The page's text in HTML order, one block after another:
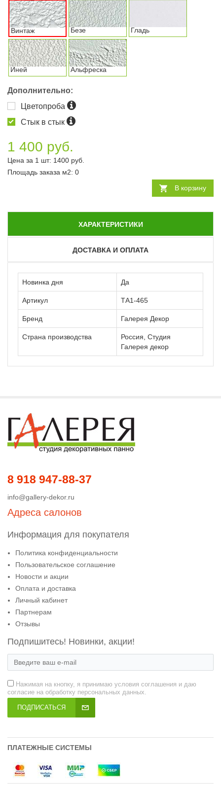
Винтаж Безе Гладь
Иней Альфреска
Дополнительно:
Цветопроба
Стык в стык
1 400 руб.
Цена за 1 шт: 1400 руб.
Площадь заказа м2: 0
В корзину
ХАРАКТЕРИСТИКИ
ДОСТАВКА И ОПЛАТА
Новинка дня Да
Артикул ТА1-465
Бренд Галерея Декор
Страна производства
Россия, Студия
Галерея декор
8 918 947-88-37
info@gallery-dekor.ru
Адреса салонов
Информация для покупателя
Политика конфиденциальности
Пользовательское соглашение
Новости и акции
Оплата и доставка
Личный кабинет
Партнерам
Отзывы
Подпишитесь! Новинки, акции!
Нажимая на кнопку, я принимаю условия соглашения и даю
согласие на обработку персональных данных.
ПОДПИСАТЬСЯ
ПЛАТЕЖНЫЕ СИСТЕМЫ